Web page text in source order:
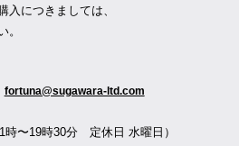
入につきましては、
。
fortuna@sugawara-ltd.com
時〜19時30分 定休日 水曜日）